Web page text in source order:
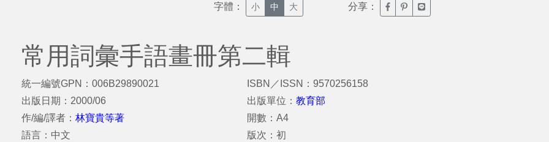
字體： 小 中 大 分享： 臉書分享(另開新視窗)
噗浪分享(另開新視窗)
Line分享(另開新視窗)
常用詞彙手語畫冊第二輯
統一編號GPN：006B29890021
出版日期：2000/06
作/編/譯者： 林寶貴等著
語言：中文
ISBN／ISSN：9570256158
出版單位：教育部
開數：A4
版次：初